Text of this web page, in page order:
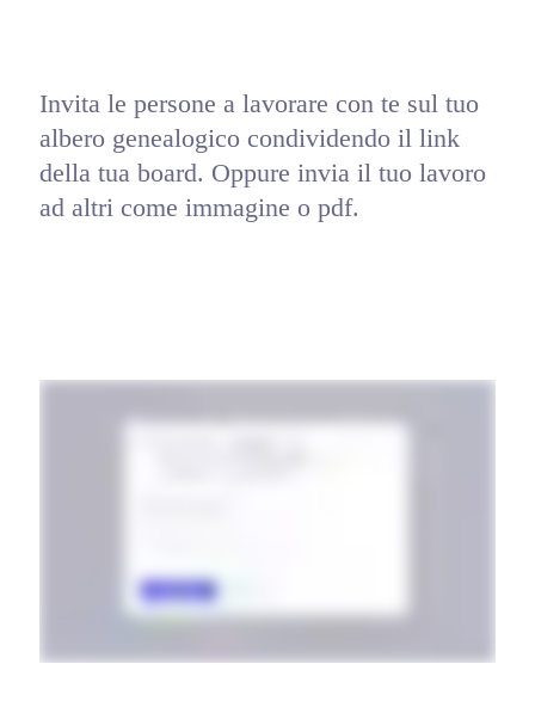
Invita le persone a lavorare con te sul tuo
albero genealogico condividendo il link
della tua board. Oppure invia il tuo lavoro
ad altri come immagine o pdf.